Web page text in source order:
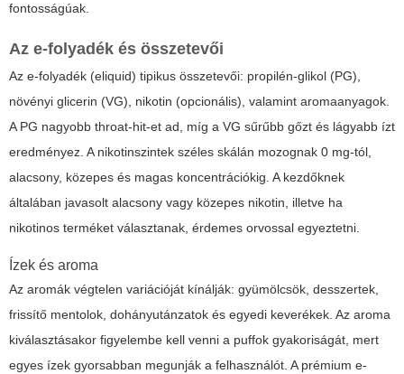
fontosságúak.
Az e-folyadék és összetevői
Az e-folyadék (eliquid) tipikus összetevői: propilén-glikol (PG),
növényi glicerin (VG), nikotin (opcionális), valamint aromaanyagok.
A PG nagyobb throat-hit-et ad, míg a VG sűrűbb gőzt és lágyabb ízt
eredményez. A nikotinszintek széles skálán mozognak 0 mg-tól,
alacsony, közepes és magas koncentrációkig. A kezdőknek
általában javasolt alacsony vagy közepes nikotin, illetve ha
nikotinos terméket választanak, érdemes orvossal egyeztetni.
Ízek és aroma
Az aromák végtelen variációját kínálják: gyümölcsök, desszertek,
frissítő mentolok, dohányutánzatok és egyedi keverékek. Az aroma
kiválasztásakor figyelembe kell venni a puffok gyakoriságát, mert
egyes ízek gyorsabban megunják a felhasználót. A prémium e-